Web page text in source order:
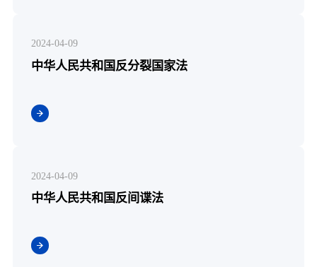
2024-04-09
中华人民共和国反分裂国家法
2024-04-09
中华人民共和国反间谍法